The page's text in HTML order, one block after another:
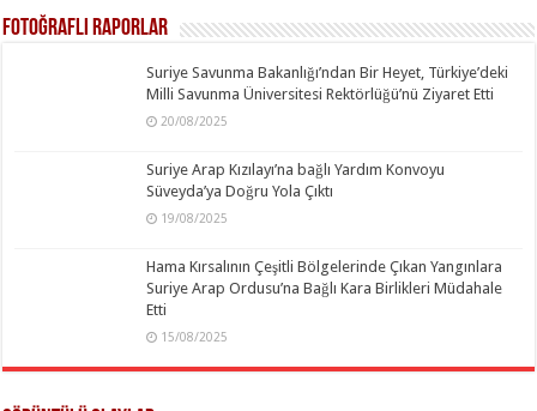
Fotoğraflı Raporlar
Suriye Savunma Bakanlığı’ndan Bir Heyet, Türkiye’deki
Milli Savunma Üniversitesi Rektörlüğü’nü Ziyaret Etti
20/08/2025
Suriye Arap Kızılayı’na bağlı Yardım Konvoyu
Süveyda’ya Doğru Yola Çıktı
19/08/2025
Hama Kırsalının Çeşitli Bölgelerinde Çıkan Yangınlara
Suriye Arap Ordusu’na Bağlı Kara Birlikleri Müdahale
Etti
15/08/2025